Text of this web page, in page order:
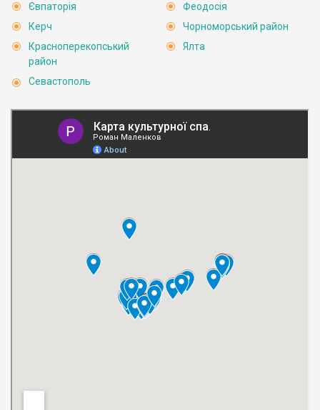
Євпаторія
Керч
Красноперекопський
район
Севастополь
Феодосія
Чорноморський район
Ялта